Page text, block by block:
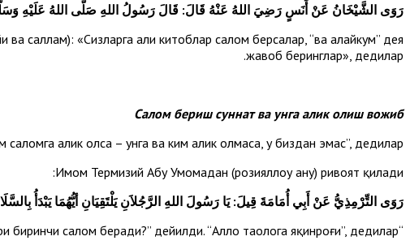
رَوَى الشَّيْخَانُ عَنْ أَنَسٍ رَضِيَ اللهُ عَنْهُ قَالَ: قَالَ رَسُولُ اللهِ صَلَّى اللهُ عَلَيْهِ
саллам): «Сизларга аҳли китоблар салом берсалар, “ва алайкум” дея
жавоб беринглар», дедилар.
Салом бериш суннат ва унга алик олиш вожиб
алик олса – унга ва ким алик олмаса, у биздан эмас”, дедилар.
Имом Термизий Абу Умомадан (розияллоҳу анҳу) ривоят қилади:
رَوَى التِّرْمِذِيُّ عَنْ أَبِي أُمَامَةَ قِيلَ: يَا رَسُولَ اللهِ الرَّجُلاَنِ يَلْتَقِيَانِ أيُّهُمَا يَبْدَأُ
“Ё Аллоҳнинг Расули, икки киши йўлиққанида, қай бири биринчи салом беради?” дейилди. “Аллоҳ таолога яқинроғи”, дедилар.